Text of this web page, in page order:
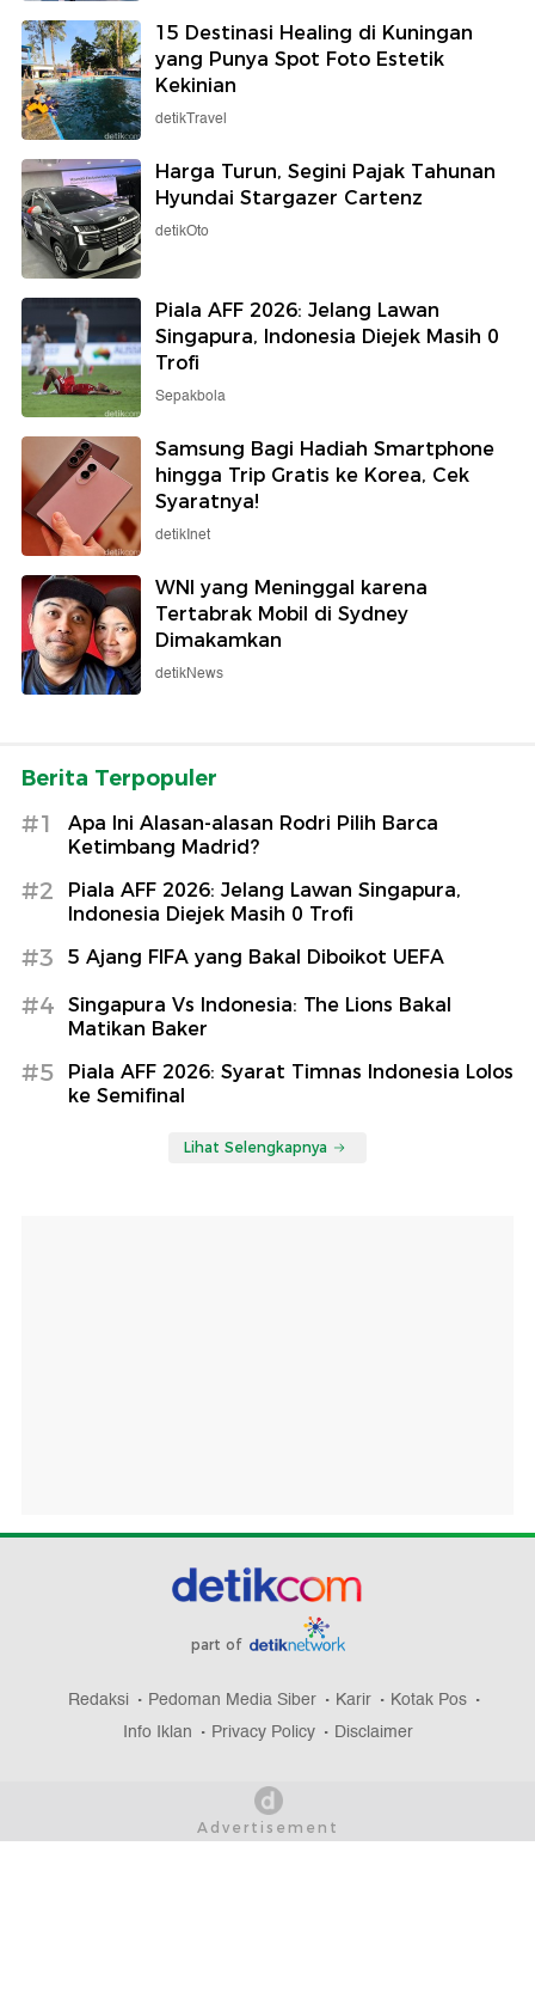
15 Destinasi Healing di Kuningan
yang Punya Spot Foto Estetik
Kekinian
detikTravel
Harga Turun, Segini Pajak Tahunan
Hyundai Stargazer Cartenz
detikOto
Piala AFF 2026: Jelang Lawan
Singapura, Indonesia Diejek Masih 0
Trofi
Sepakbola
Samsung Bagi Hadiah Smartphone
hingga Trip Gratis ke Korea, Cek
Syaratnya!
detikInet
WNI yang Meninggal karena
Tertabrak Mobil di Sydney
Dimakamkan
detikNews
Berita Terpopuler
#1
Apa Ini Alasan-alasan Rodri Pilih Barca
Ketimbang Madrid?
#2
Piala AFF 2026: Jelang Lawan Singapura,
Indonesia Diejek Masih 0 Trofi
#3 5 Ajang FIFA yang Bakal Diboikot UEFA
#4
Singapura Vs Indonesia: The Lions Bakal
Matikan Baker
#5
Piala AFF 2026: Syarat Timnas Indonesia Lolos
ke Semifinal
Lihat Selengkapnya
part of
Redaksi Pedoman Media Siber Karir
Kotak Pos
Info Iklan
Privacy Policy Disclaimer